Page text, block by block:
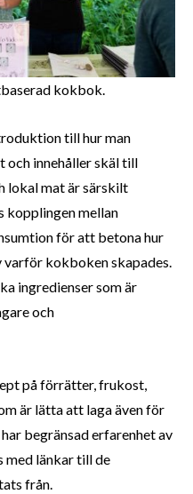
kokbok.
till hur man
och innehåller skäl till
lokal mat är särskilt
mellan
för att betona hur
kokboken skapades.
ingredienser som är
och
på förrätter, frukost,
är lätta att laga även för
begränsad erfarenhet av
med länkar till de
från.